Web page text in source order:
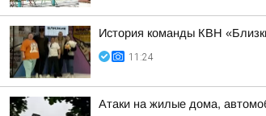
История команды КВН
11:24
Атаки на жилые дома,